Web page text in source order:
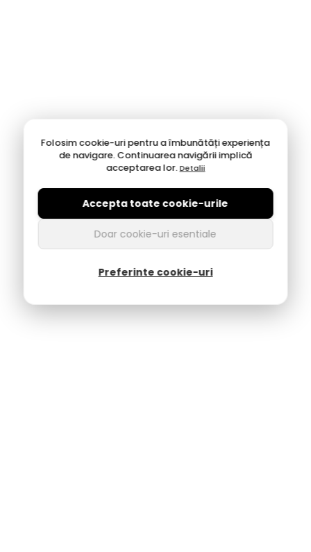
Folosim cookie-uri pentru a îmbunătăți experiența
de navigare. Continuarea navigării implică
acceptarea lor.Detalii
Accepta toate cookie-urile
Doar cookie-uri esentiale
Preferinte cookie-uri